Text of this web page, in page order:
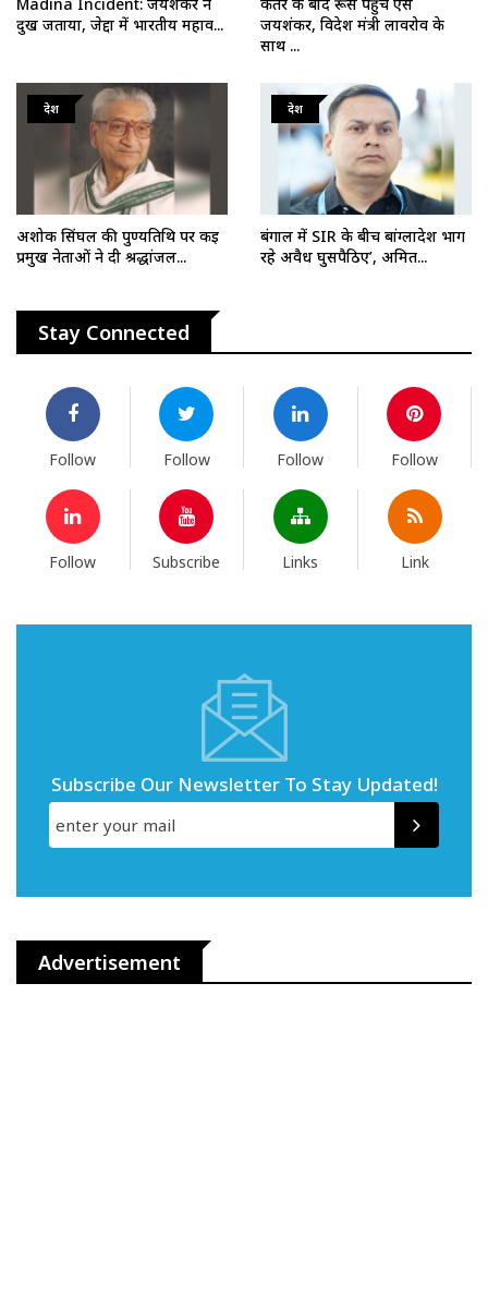
दुख जताया, जेद्दा में भारतीय महाव...
जयशंकर, विदेश मंत्री लावरोव के
साथ ...
देश
अशोक सिंघल की पुण्यतिथि पर कई
प्रमुख नेताओं ने दी श्रद्धांजल...
देश
बंगाल में SIR के बीच बांग्लादेश भाग
रहे अवैध घुसपैठिए’, अमित...
Stay Connected
Follow Follow Follow Follow
Follow Subscribe Links Link
Subscribe Our Newsletter To Stay Updated!
Advertisement